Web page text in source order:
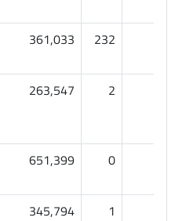
361,033 232
263,547 2
651,399 0
345,794 1